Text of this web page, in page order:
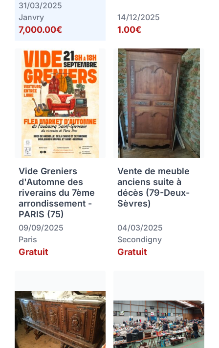
31/03/2025
Janvry
7,000.00€
14/12/2025
1.00€
Vide Greniers
d'Automne des
riverains du 7ème
arrondissement -
PARIS (75)
09/09/2025
Paris
Gratuit
Vente de meuble
anciens suite à
décès (79-Deux-
Sèvres)
04/03/2025
Secondigny
Gratuit